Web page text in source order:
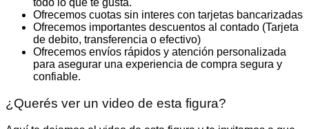
todo lo que te gusta.
Ofrecemos cuotas sin interes con tarjetas bancarizadas
Ofrecemos importantes descuentos al contado (Tarjeta
de debito, transferencia o efectivo)
Ofrecemos envíos rápidos y atención personalizada
para asegurar una experiencia de compra segura y
confiable.
¿Querés ver un video de esta figura?